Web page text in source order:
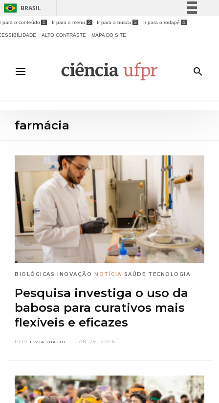
BRASIL
Simplifique!
Acesso à informação
Legislação
para o conteúdo 1 Ir para o menu 2 Ir para a busca 3 Ir para o rodapé 4
ALTO CONTRASTE MAPA DO SITE
farmácia
BIOLÓGICAS INOVAÇÃO NOTÍCIA SAÚDE TECNOLOGIA
Pesquisa investiga o uso da
babosa para curativos mais
flexíveis e eficazes
POR LIVIA INACIO JAN 26, 2026